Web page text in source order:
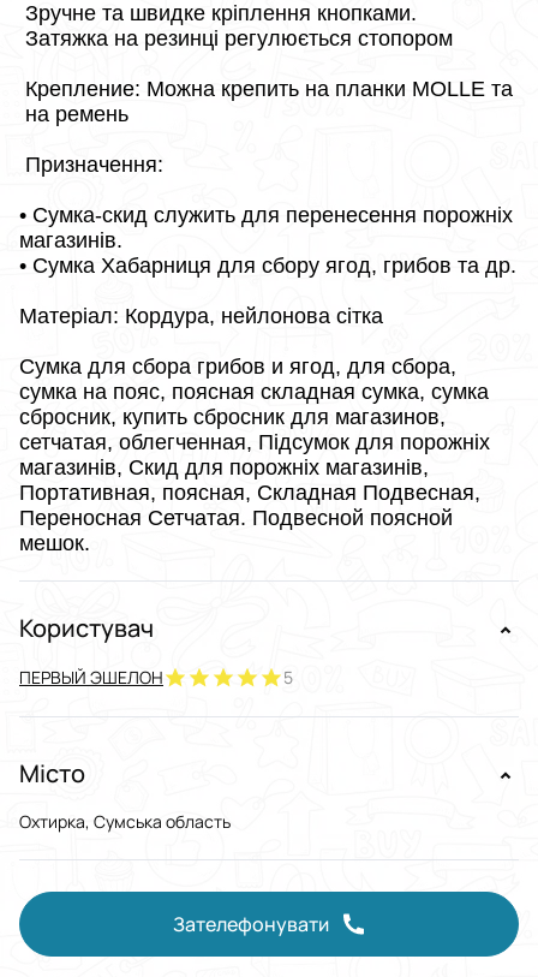
Зручне та швидке кріплення кнопками.
Затяжка на резинці регулюється стопором
Крепление: Можна крепить на планки MOLLE та
на ремень
Призначення:
• Сумка-скид служить для перенесення порожніх
магазинів.
• Сумка Хабарниця для сбору ягод, грибов та др.
Матеріал: Кордура, нейлонова cітка
Сумка для сбора грибов и ягод, для сбора,
сумка на пояс, поясная складная сумка, сумка
сбросник, купить сбросник для магазинов,
сетчатая, облегченная, Підсумок для порожніх
магазинів, Скид для порожніх магазинів,
Портативная, поясная, Складная Подвесная,
Переносная Сетчатая. Подвесной поясной
мешок.
Користувач
ПЕРВЫЙ ЭШЕЛОН 5
Місто
Охтирка, Сумська область
Зателефонувати